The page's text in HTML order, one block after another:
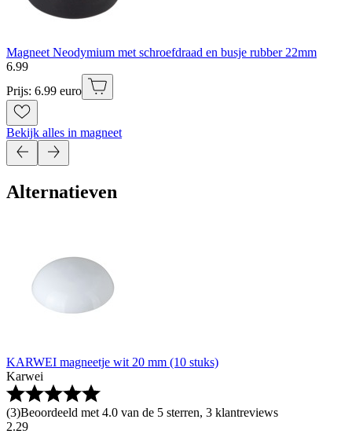
Magneet Neodymium met schroefdraad en busje rubber 22mm
6.99
Prijs: 6.99 euro
Bekijk alles in magneet
Alternatieven
KARWEI magneetje wit 20 mm (10 stuks)
Karwei
(3)Beoordeeld met 4.0 van de 5 sterren, 3 klantreviews
2.29